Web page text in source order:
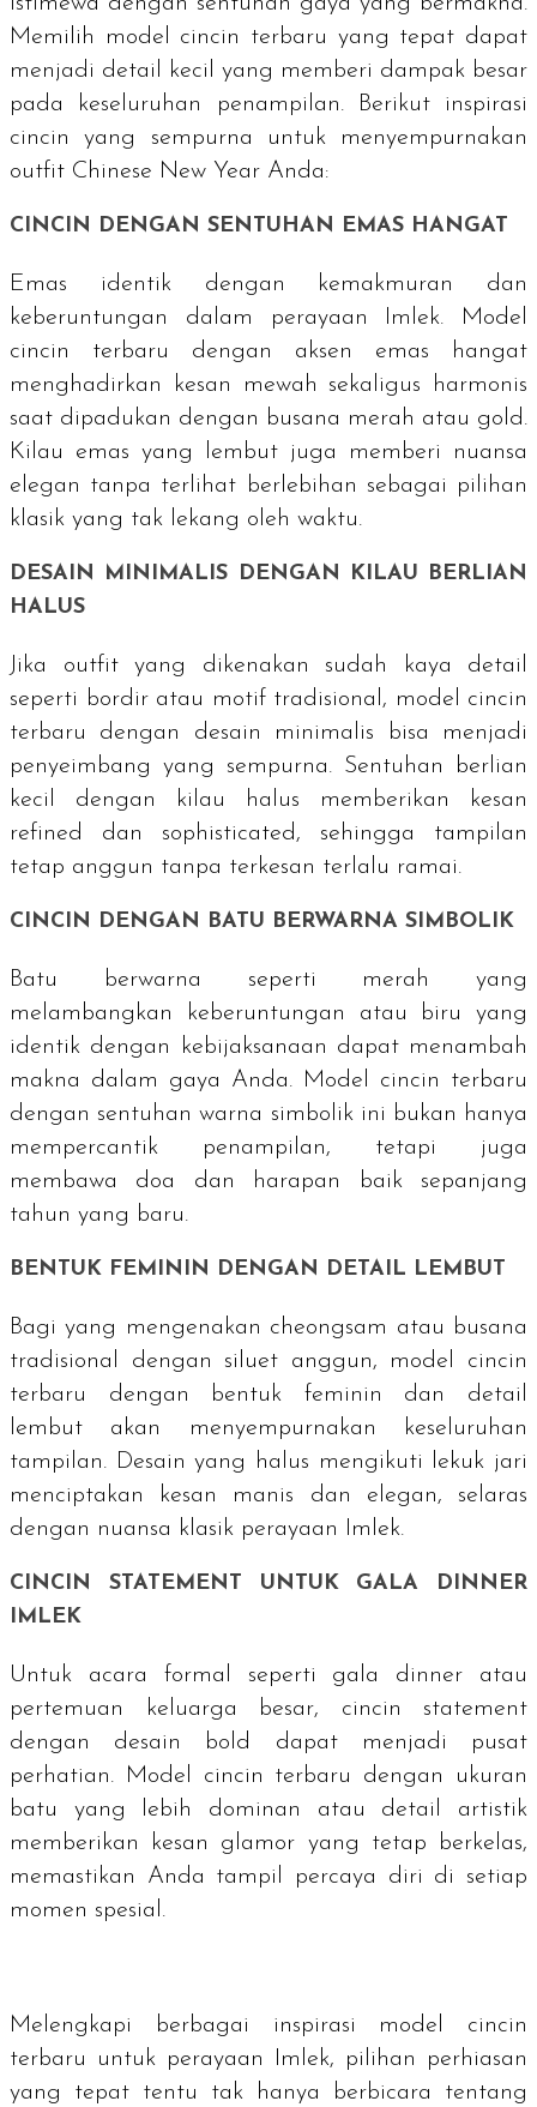
Memilih model cincin terbaru yang tepat dapat
menjadi detail kecil yang memberi dampak besar
pada keseluruhan penampilan. Berikut inspirasi
cincin yang sempurna untuk menyempurnakan
outfit Chinese New Year Anda:
CINCIN DENGAN SENTUHAN EMAS HANGAT
Emas identik dengan kemakmuran dan
keberuntungan dalam perayaan Imlek. Model
cincin terbaru dengan aksen emas hangat
menghadirkan kesan mewah sekaligus harmonis
saat dipadukan dengan busana merah atau gold.
Kilau emas yang lembut juga memberi nuansa
elegan tanpa terlihat berlebihan sebagai pilihan
klasik yang tak lekang oleh waktu.
DESAIN MINIMALIS DENGAN KILAU BERLIAN
HALUS
Jika outfityang dikenakan sudah kaya detail
seperti bordir atau motif tradisional, model cincin
terbaru dengan desain minimalis bisa menjadi
penyeimbang yang sempurna. Sentuhan berlian
kecil dengan kilau halus memberikan kesan
refined dan sophisticated, sehingga tampilan
tetap anggun tanpa terkesan terlalu ramai.
CINCIN DENGAN BATU BERWARNA SIMBOLIK
Batu berwarna seperti merah yang
melambangkan keberuntungan atau biru yang
identik dengan kebijaksanaan dapat menambah
makna dalam gaya Anda. Model cincin terbaru
dengan sentuhan warna simbolik ini bukan hanya
mempercantik penampilan, tetapi juga
membawa doa dan harapan baik sepanjang
tahun yang baru.
BENTUK FEMININ DENGAN DETAIL LEMBUT
Bagi yang mengenakan cheongsam atau busana
tradisional dengan siluet anggun, model cincin
terbaru dengan bentuk feminin dan detail
lembut akan menyempurnakan keseluruhan
tampilan. Desain yang halus mengikuti lekuk jari
menciptakan kesan manis dan elegan, selaras
dengan nuansa klasik perayaan Imlek.
CINCIN STATEMENT UNTUK GALA DINNER
IMLEK
Untuk acara formal seperti gala dinner atau
pertemuan keluarga besar, cincin statement
dengan desain bold
dapat menjadi pusat
perhatian. Model cincin terbaru dengan ukuran
batu yang lebih dominan atau detail artistik
memberikan kesan glamor yang tetap berkelas,
memastikan Anda tampil percaya diri di setiap
momen spesial.
Melengkapi berbagai inspirasi model cincin
terbaru untuk perayaan Imlek, pilihan perhiasan
yang tepat tentu tak hanya berbicara tentang